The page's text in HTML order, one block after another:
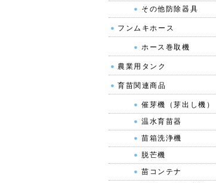
その他防除器具
フンムキホース
ホース巻取機
農業用タンク
育苗関連商品
催芽機（芽出し機）
温水育苗器
苗箱洗浄機
脱芒機
苗コンテナ